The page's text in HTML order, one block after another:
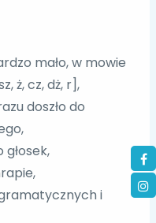
mało, w mowie
ż, cz, dż, r],
doszło do
głosek,
i